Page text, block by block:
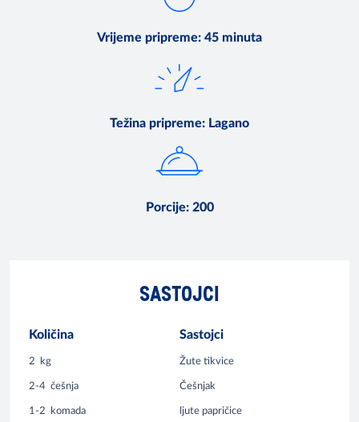
Vrijeme pripreme: 45 minuta
Težina pripreme: Lagano
Porcije: 200
SASTOJCI
Količina Sastojci
2 kg Žute tikvice
2-4 češnja Češnjak
1-2 komada ljute papričice